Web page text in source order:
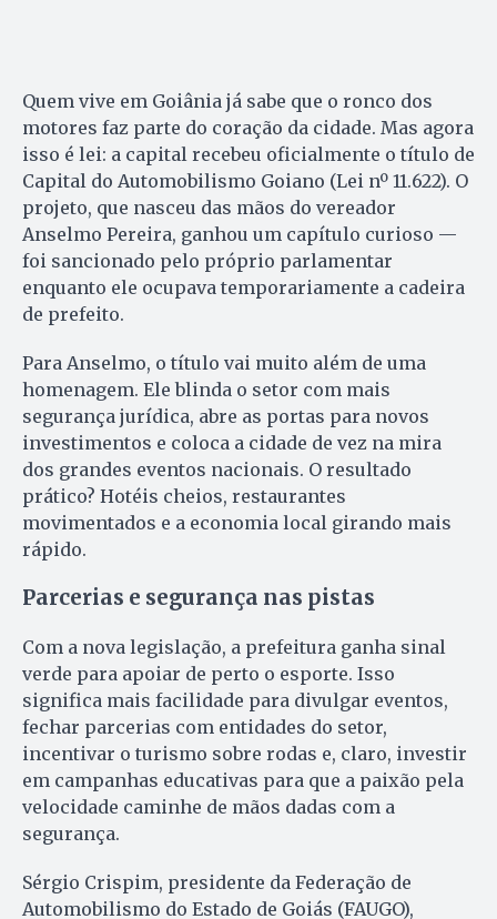
Quem vive em Goiânia já sabe que o ronco dos
motores faz parte do coração da cidade. Mas agora
isso é lei: a capital recebeu oficialmente o título de
Capital do Automobilismo Goiano (Lei nº 11.622). O
projeto, que nasceu das mãos do vereador
Anselmo Pereira, ganhou um capítulo curioso —
foi sancionado pelo próprio parlamentar
enquanto ele ocupava temporariamente a cadeira
de prefeito.
Para Anselmo, o título vai muito além de uma
homenagem. Ele blinda o setor com mais
segurança jurídica, abre as portas para novos
investimentos e coloca a cidade de vez na mira
dos grandes eventos nacionais. O resultado
prático? Hotéis cheios, restaurantes
movimentados e a economia local girando mais
rápido.
Parcerias e segurança nas pistas
Com a nova legislação, a prefeitura ganha sinal
verde para apoiar de perto o esporte. Isso
significa mais facilidade para divulgar eventos,
fechar parcerias com entidades do setor,
incentivar o turismo sobre rodas e, claro, investir
em campanhas educativas para que a paixão pela
velocidade caminhe de mãos dadas com a
segurança.
Sérgio Crispim, presidente da Federação de
Automobilismo do Estado de Goiás (FAUGO),